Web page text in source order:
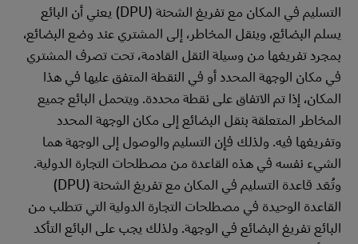
التسليم في المكان مع تفريغ الشحنة (DPU) يعني أن البائع
يسلم البضائع، وينقل المخاطر، إلى المشتري عند وضع البضائع،
بمجرد تفريغها من وسيلة النقل القادمة، تحت تصرف المشتري
في مكان الوجهة المحدد أو في النقطة المتفق عليها في هذا
المكان، إذا تم الاتفاق على نقطة محددة. ويتحمل البائع جميع
المخاطر المتعلقة بنقل البضائع إلى مكان الوجهة المحدد
وتفريغها فيه. ولذلك فإن التسليم والوصول إلى الوجهة هما
الشيء نفسه في هذه القاعدة من مصطلحات التجارة الدولية.
وتُعَد قاعدة التسليم في المكان مع تفريغ الشحنة (DPU)
القاعدة الوحيدة في مصطلحات التجارة الدولية التي تتطلب من
البائع تفريغ البضائع في الوجهة. ولذلك يجب على البائع التأكد